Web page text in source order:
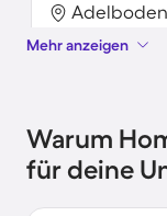
Mehr anzeigen
Warum
für deine